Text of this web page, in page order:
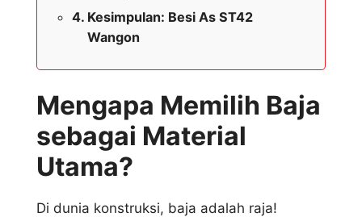
Kesimpulan: Besi As ST42
Wangon
Mengapa Memilih Baja
sebagai Material
Utama?
Di dunia konstruksi, baja adalah raja!